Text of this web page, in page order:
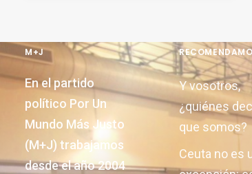
M+J
En el partido
político Por Un
Mundo Más Justo
(M+J) trabajamos
desde el año 2004
Y vosotros,
¿quiénes
que somos?
Ceuta no es